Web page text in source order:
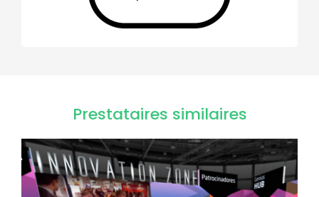
Prestataires similaires